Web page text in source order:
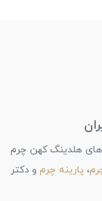
های هلدینگ کهن چرم
، پارینه چرمو دکتر